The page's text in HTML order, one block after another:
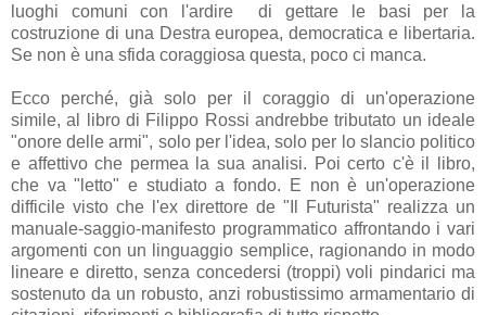
luoghi comuni con l'ardire di gettare le basi per la
costruzione di una Destra europea, democratica e libertaria.
Se non è una sfida coraggiosa questa, poco ci manca.
Ecco perché, già solo per il coraggio di un'operazione
simile, al libro di Filippo Rossi andrebbe tributato un ideale
"onore delle armi", solo per l'idea, solo per lo slancio politico
e affettivo che permea la sua analisi. Poi certo c'è il libro,
che va "letto" e studiato a fondo. E non è un'operazione
difficile visto che l'ex direttore de "Il Futurista" realizza un
manuale-saggio-manifesto programmatico affrontando i vari
argomenti con un linguaggio semplice, ragionando in modo
lineare e diretto, senza concedersi (troppi) voli pindarici ma
sostenuto da un robusto, anzi robustissimo armamentario di